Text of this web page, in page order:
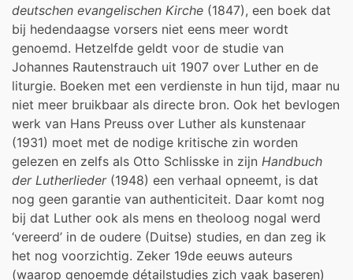
deutschen evangelischen Kirche (1847), een boek dat
bij hedendaagse vorsers niet eens meer wordt
genoemd. Hetzelfde geldt voor de studie van
Johannes Rautenstrauch uit 1907 over Luther en de
liturgie. Boeken met een verdienste in hun tijd, maar nu
niet meer bruikbaar als directe bron. Ook het bevlogen
werk van Hans Preuss over Luther als kunstenaar
(1931) moet met de nodige kritische zin worden
gelezen en zelfs als Otto Schlisske in zijn Handbuch
der Lutherlieder (1948) een verhaal opneemt, is dat
nog geen garantie van authenticiteit. Daar komt nog
bij dat Luther ook als mens en theoloog nogal werd
‘vereerd’ in de oudere (Duitse) studies, en dan zeg ik
het nog voorzichtig. Zeker 19de eeuws auteurs
(waarop genoemde détailstudies zich vaak baseren)